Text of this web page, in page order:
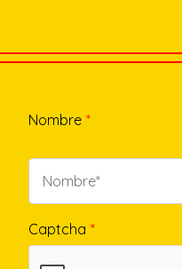
Nombre *
Captcha *